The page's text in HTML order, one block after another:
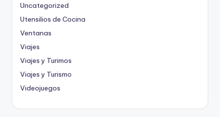
Uncategorized
Utensilios de Cocina
Ventanas
Viajes
Viajes y Turimos
Viajes y Turismo
Videojuegos